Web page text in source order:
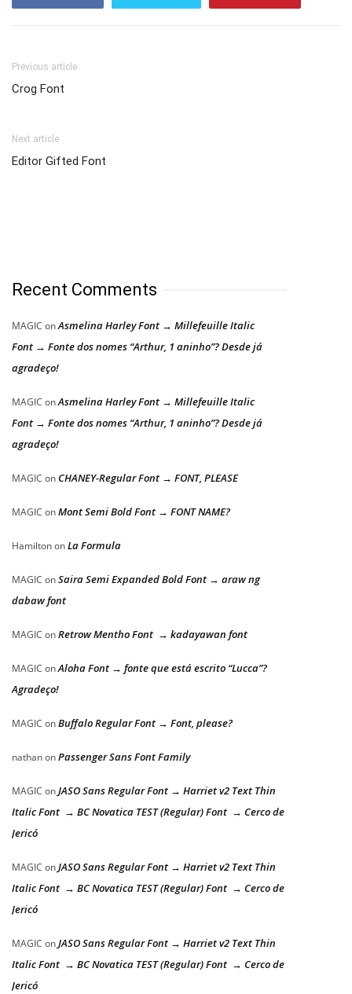
Previous article
Crog Font
Next article
Editor Gifted Font
Recent Comments
MAGIC onAsmelina Harley Font → Millefeuille Italic
Font → Fonte dos nomes “Arthur, 1 aninho”? Desde já
agradeço!
MAGIC onAsmelina Harley Font → Millefeuille Italic
Font → Fonte dos nomes “Arthur, 1 aninho”? Desde já
agradeço!
MAGIC on CHANEY-Regular Font → FONT, PLEASE
MAGIC onMont Semi Bold Font → FONT NAME?
HamiltononLa Formula
MAGIC onSaira Semi Expanded Bold Font → araw ng
dabaw font
MAGIC onRetrow Mentho Font → kadayawan font
MAGIC onAloha Font → fonte que está escrito “Lucca”?
Agradeço!
MAGIC onBuffalo Regular Font → Font, please?
nathanonPassenger Sans Font Family
MAGIC onJASO Sans Regular Font → Harriet v2 Text Thin
Italic Font → BC Novatica TEST (Regular) Font → Cerco de
Jericó
MAGIC onJASO Sans Regular Font → Harriet v2 Text Thin
Italic Font → BC Novatica TEST (Regular) Font → Cerco de
Jericó
MAGIC onJASO Sans Regular Font → Harriet v2 Text Thin
Italic Font → BC Novatica TEST (Regular) Font → Cerco de
Jericó